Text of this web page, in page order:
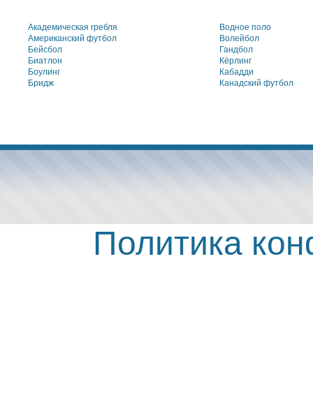
Академическая гребля
Американский футбол
Бейсбол
Биатлон
Боулинг
Бридж
Водное поло
Волейбол
Гандбол
Кёрлинг
Кабадди
Канадский футбол
Политика